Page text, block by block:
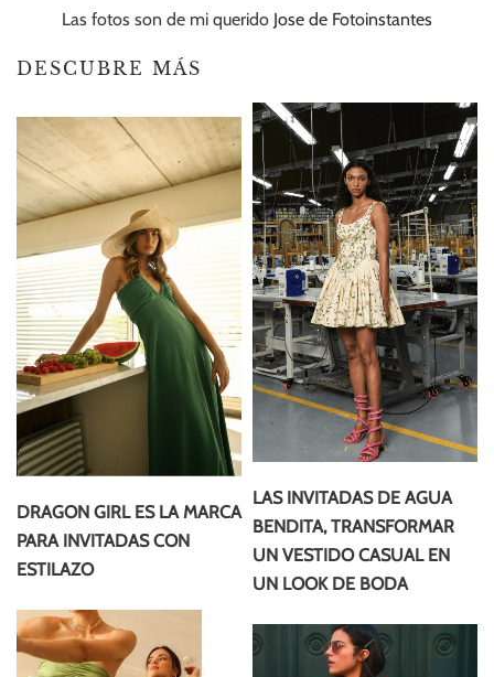
Las fotos son de mi querido Jose de Fotoinstantes
DESCUBRE MÁS
DRAGON GIRL ES LA MARCA
PARA INVITADAS CON
ESTILAZO
LAS INVITADAS DE AGUA
BENDITA, TRANSFORMAR
UN VESTIDO CASUAL EN
UN LOOK DE BODA